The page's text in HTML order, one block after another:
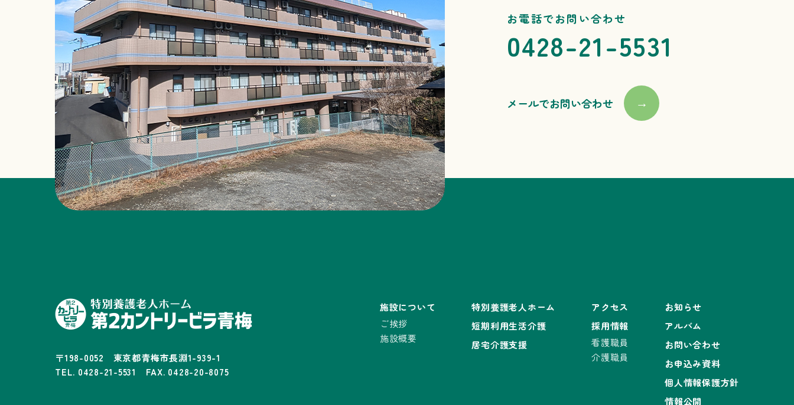
お電話でお問い合わせ
0428-21-5531
メールでお問い合わせ →
〒198-0052 東京都青梅市長淵1-939-1
TEL. 0428-21-5531 FAX. 0428-20-8075
施設について
ご挨拶
施設概要
特別養護老人ホーム
短期利用生活介護
居宅介護支援
アクセス
採用情報
看護職員
介護職員
お知らせ
アルバム
お問い合わせ
お申込み資料
個人情報保護方針
情報公開